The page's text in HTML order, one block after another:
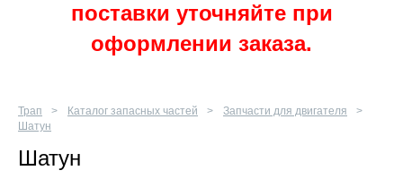
поставки уточняйте при
оформлении заказа.
Трап Каталог запасных частей
Запчасти для двигателя
Шатун
Шатун